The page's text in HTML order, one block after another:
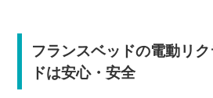
フランスベッドの電動リ
ドは安心・安全